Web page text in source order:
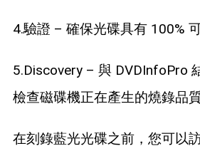
4.驗證 – 確保光碟具有 100% 可
5.Discovery – 與 DVDInfoPro
檢查磁碟機正在產生的燒錄品質
在刻錄藍光光碟之前，您可以